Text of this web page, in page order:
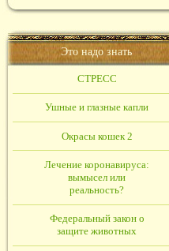
Это надо знать
СТРЕСС
Ушные и глазные капли
Окрасы кошек 2
Лечение коронавируса:
вымысел или
реальность?
Федеральный закон о
защите животных